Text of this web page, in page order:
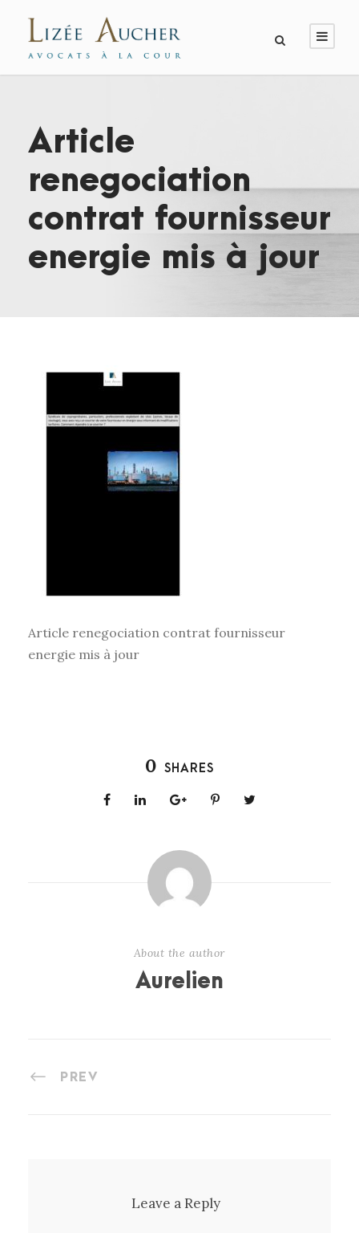
Article
renegociation
contrat fournisseur
energie mis à jour
Article renegociation contrat fournisseur
energie mis à jour
0 SHARES
About the author
Aurelien
PREV
Leave a Reply